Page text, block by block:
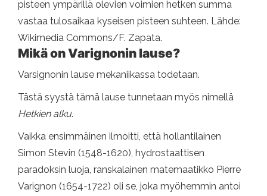
pisteen ympärillä olevien voimien hetken summa
vastaa tulosaikaa kyseisen pisteen suhteen. Lähde:
Wikimedia Commons/F. Zapata.
Mikä on Varignonin lause?
Varsignonin lause mekaniikassa todetaan.
Tästä syystä tämä lause tunnetaan myös nimellä
Hetkien alku.
Vaikka ensimmäinen ilmoitti, että hollantilainen
Simon Stevin (1548-1620), hydrostaattisen
paradoksin luoja, ranskalainen matemaatikko Pierre
Varignon (1654-1722) oli se, joka myöhemmin antoi